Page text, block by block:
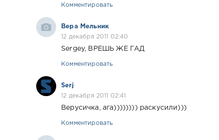
Комментировать
Вера Мельник
12 декабря 2011 02:40
Sergey, ВРЕШЬ ЖЕ ГАД
Комментировать
Serj
12 декабря 2011 02:41
Верусичка, ага)))))))) раскусили)))
Комментировать